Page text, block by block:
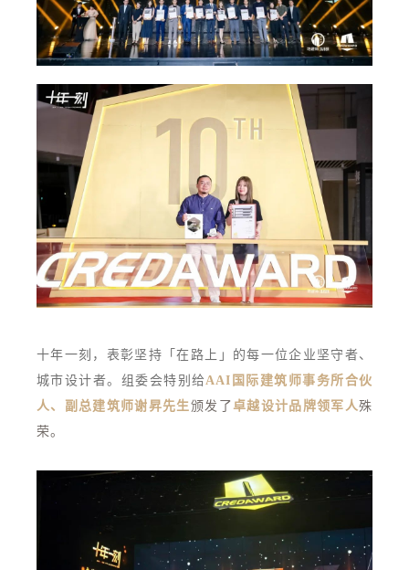
十年一刻，表彰坚持「在路上」的每一位企业坚守者、
城市设计者。组委会特别给 AAI国际建筑师事务所合伙
人、副总建筑师谢昇先生 颁发了卓越设计品牌领军人殊
荣。